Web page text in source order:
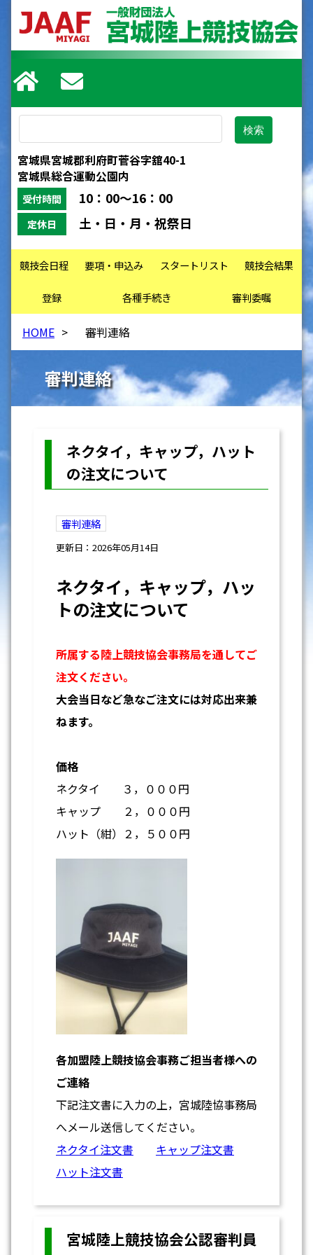
宮城県宮城郡利府町菅谷字舘40-1
宮城県総合運動公園内
受付時間 10：00～16：00
定休日 土・日・月・祝祭日
競技会日程 要項・申込み スタートリスト 競技会結果
登録 各種手続き 審判委嘱
HOME > 審判連絡
審判連絡
ネクタイ，キャップ，ハット
の注文について
審判連絡
更新日：2026年05月14日
ネクタイ，キャップ，ハッ
トの注文について
所属する陸上競技協会事務局を通してご
注文ください。
大会当日など急なご注文には対応出来兼
ねます。
価格
ネクタイ ３，０００円
キャップ ２，０００円
ハット（紺）２，５００円
各加盟陸上競技協会事務ご担当者様への
ご連絡
下記注文書に入力の上，宮城陸協事務局
へメール送信してください。
ネクタイ注文書
キャップ注文書
ハット注文書
宮城陸上競技協会公認審判員